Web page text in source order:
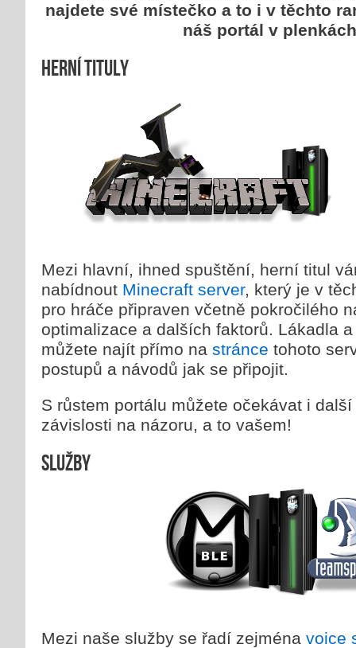
najdete své místečko a to i v těchto
náš portál v
Herní tituly
Mezi hlavní, ihned spuštění, herní titul
nabídnout Minecraft server, který je v
pro hráče připraven včetně pokročilého
optimalizace a dalších faktorů. Lákadla
můžete najít přímo na stránce tohoto
postupů a návodů jak se připojit.
S růstem portálu můžete očekávat i
závislosti na názoru, a to vašem!
Služby
Mezi naše služby se řadí zejména voice